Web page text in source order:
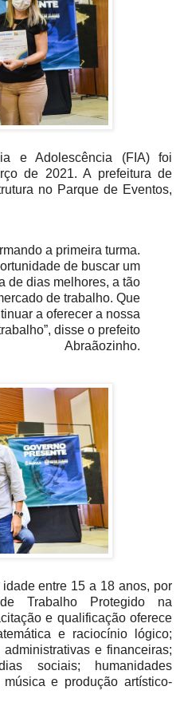
e Adolescência (FIA) foi
de 2021. A prefeitura de
no Parque de Eventos,
a primeira turma.
de buscar um
de dias melhores, a tão
de trabalho. Que
a oferecer a nossa
disse o prefeito
Abraãozinho.
entre 15 a 18 anos, por
Trabalho Protegido na
e qualificação oferece
e raciocínio lógico;
e financeiras;
sociais; humanidades
e produção artístico-